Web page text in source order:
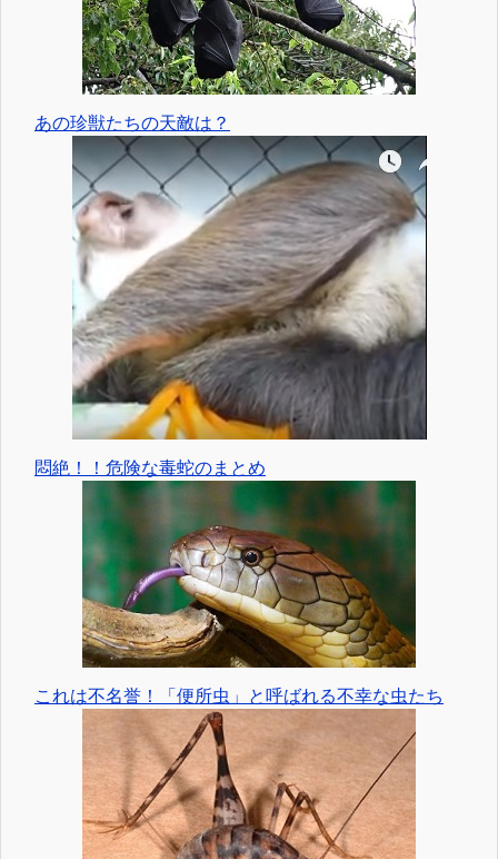
あの珍獣たちの天敵は？
悶絶！！危険な毒蛇のまとめ
これは不名誉！「便所虫」と呼ばれる不幸な虫たち